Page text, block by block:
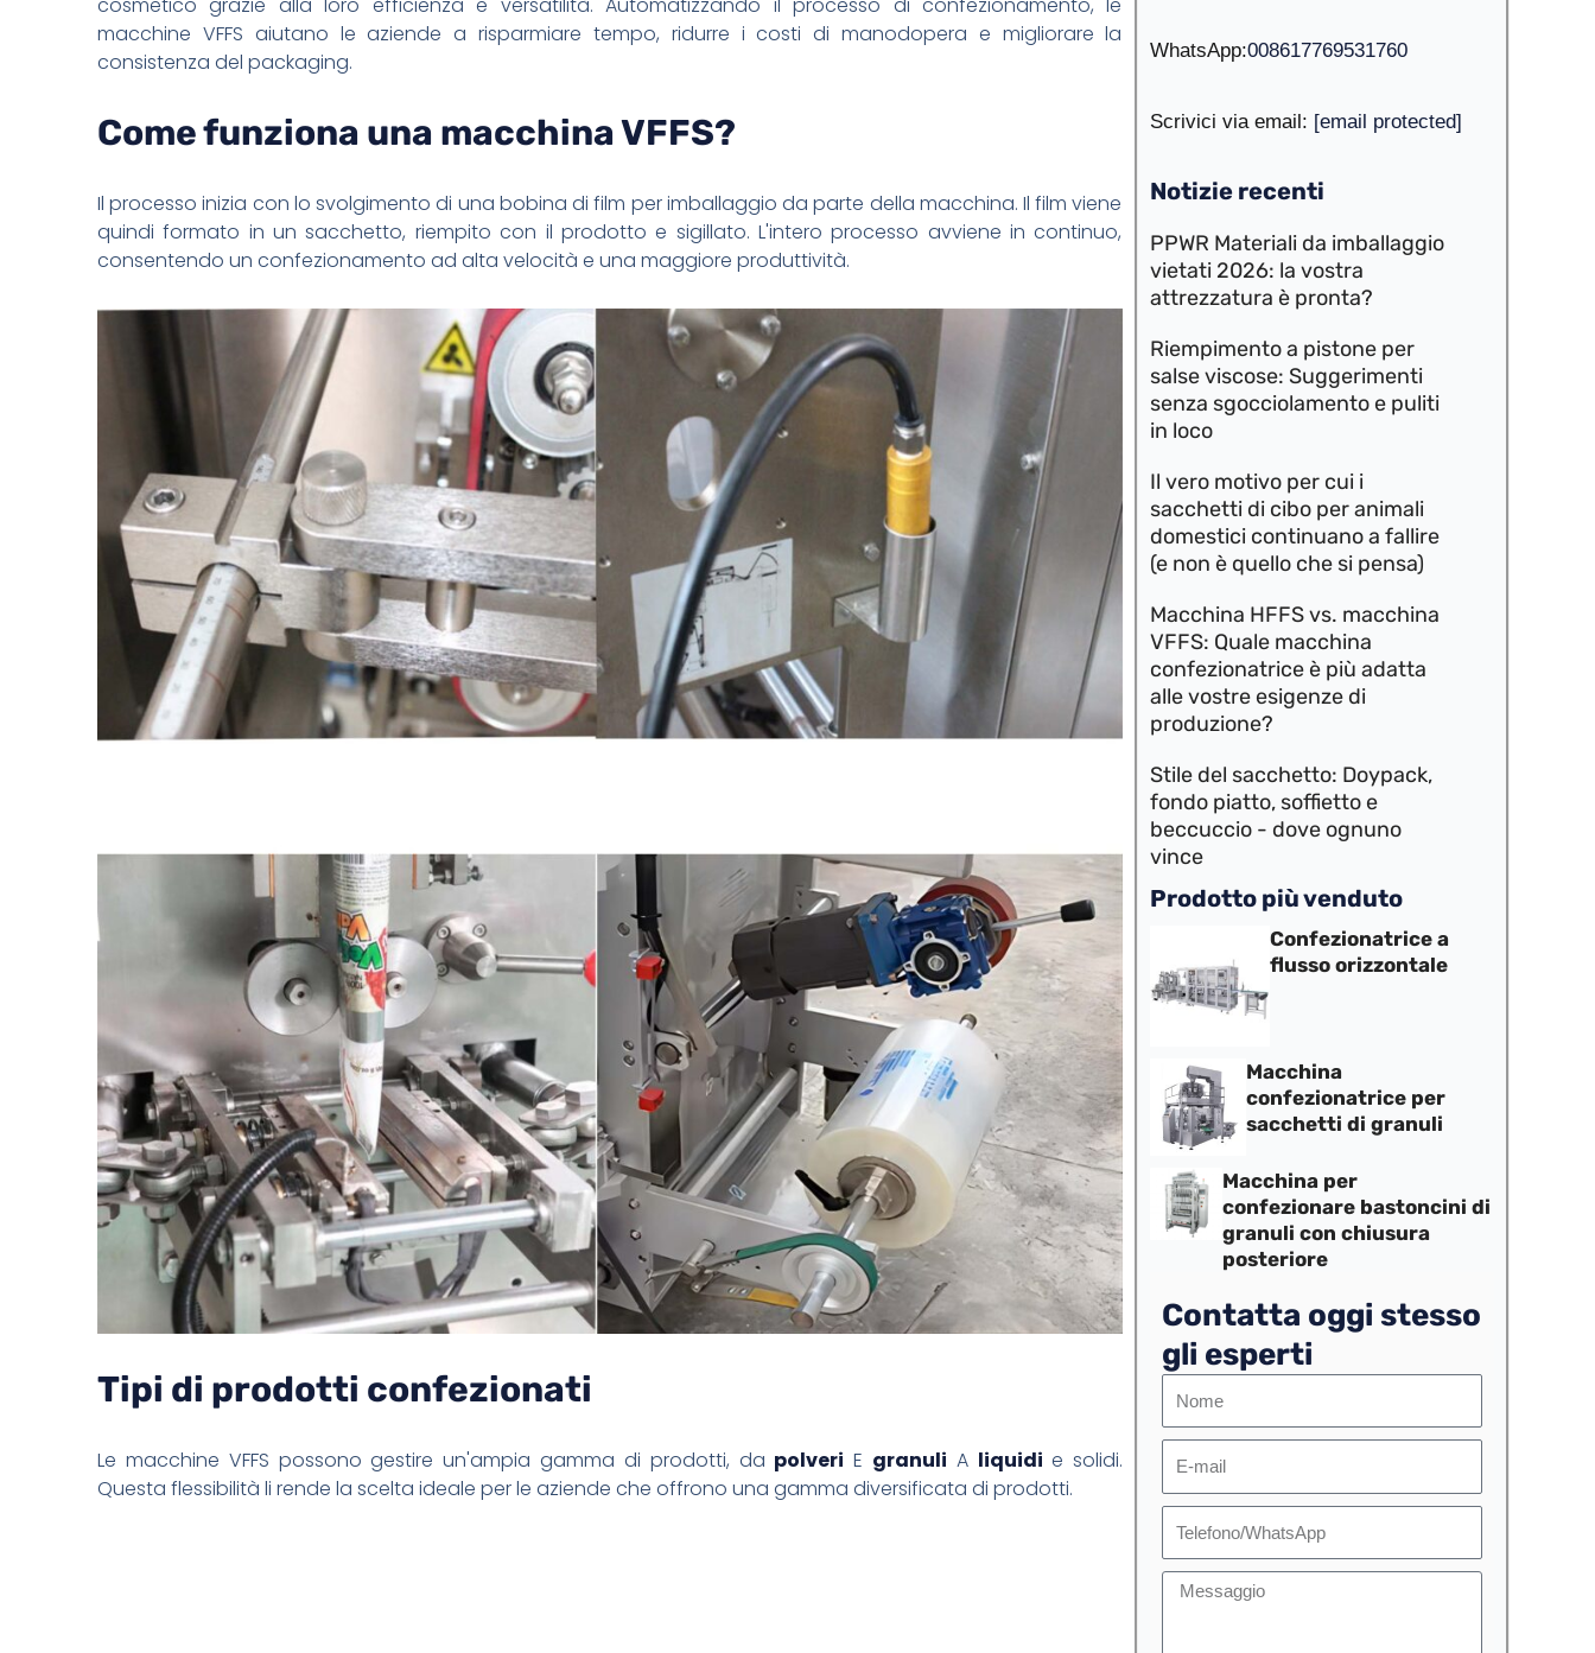
macchine VFFS aiutano le aziende a risparmiare tempo, ridurre i costi di manodopera e migliorare la
consistenza del packaging.
Come funziona una macchina VFFS?
Il processo inizia con lo svolgimento di una bobina di film per imballaggio da parte della macchina. Il film viene
quindi formato in un sacchetto, riempito con il prodotto e sigillato. L'intero processo avviene in continuo,
consentendo un confezionamento ad alta velocità e una maggiore produttività.
Tipi di prodotti confezionati
Le macchine VFFS possono gestire un'ampia gamma di prodotti, da polveri E granuli A liquidi e solidi.
Questa flessibilità li rende la scelta ideale per le aziende che offrono una gamma diversificata di prodotti.
WhatsApp:008617769531760
Scrivici via email: [email protected]
Notizie recenti
PPWR Materiali da imballaggio
vietati 2026: la vostra
attrezzatura è pronta?
Riempimento a pistone per
salse viscose: Suggerimenti
senza sgocciolamento e puliti
in loco
Il vero motivo per cui i
sacchetti di cibo per animali
domestici continuano a fallire
(e non è quello che si pensa)
Macchina HFFS vs. macchina
VFFS: Quale macchina
confezionatrice è più adatta
alle vostre esigenze di
produzione?
Stile del sacchetto: Doypack,
fondo piatto, soffietto e
beccuccio - dove ognuno
vince
Prodotto più venduto
Confezionatrice a
flusso orizzontale
Macchina
confezionatrice per
sacchetti di granuli
Macchina per
confezionare bastoncini di
granuli con chiusura
posteriore
Contatta oggi stesso
gli esperti
Nome
E-
mail
Telefono
Messaggio